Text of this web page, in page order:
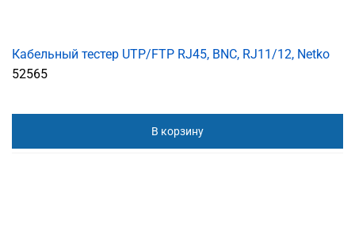
Кабельный тестер UTP/FTP RJ45, BNC, RJ11/12, Netko
52565
В корзину